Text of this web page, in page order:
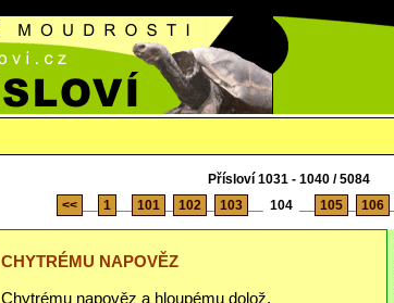
Přísloví 1031 - 1040 / 5084
<<
1 101 102 103 104 105 106
CHYTRÉMU NAPOVĚZ
Chytrému napověz a hloupému dolož.